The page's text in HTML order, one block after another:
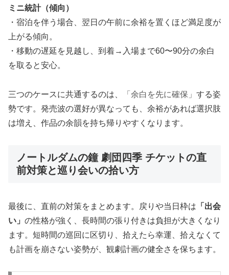
ミニ統計（傾向）
・宿泊を伴う場合、翌日の午前に余裕を置くほど満足度が
上がる傾向。
・移動の遅延を見越し、到着→入場まで60〜90分の余白
を取ると安心。
三つのケースに共通するのは、 「余白を先に確保」 する姿
勢です。発売波の選好が異なっても、余裕があれば選択肢
は増え、作品の余韻を持ち帰りやすくなります。
ノートルダムの鐘 劇団四季 チケットの直
前対策と巡り会いの拾い方
最後に、直前の対策をまとめます。戻りや当日枠は 「出会
い」 の性格が強く、長時間の張り付きは負担が大きくなり
ます。短時間の巡回に区切り、拾えたら幸運、拾えなくて
も計画を崩さない姿勢が、観劇計画の健全さを保ちます。